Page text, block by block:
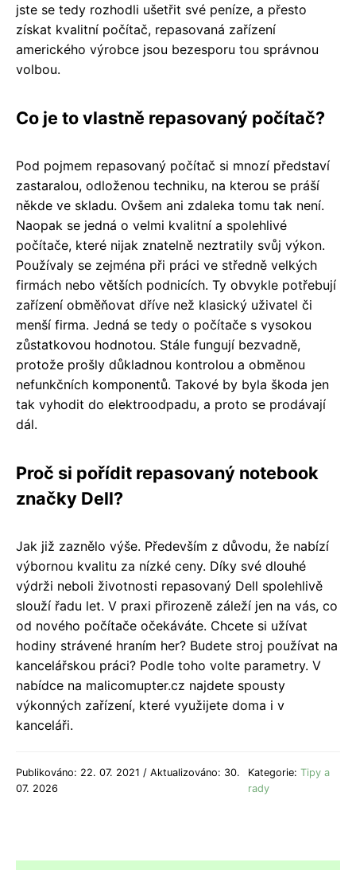
jste se tedy rozhodli ušetřit své peníze, a přesto
získat kvalitní počítač, repasovaná zařízení
amerického výrobce jsou bezesporu tou správnou
volbou.
Co je to vlastně repasovaný počítač?
Pod pojmem repasovaný počítač si mnozí představí
zastaralou, odloženou techniku, na kterou se práší
někde ve skladu. Ovšem ani zdaleka tomu tak není.
Naopak se jedná o velmi kvalitní a spolehlivé
počítače, které nijak znatelně neztratily svůj výkon.
Používaly se zejména při práci ve středně velkých
firmách nebo větších podnicích. Ty obvykle potřebují
zařízení obměňovat dříve než klasický uživatel či
menší firma. Jedná se tedy o počítače s vysokou
zůstatkovou hodnotou. Stále fungují bezvadně,
protože prošly důkladnou kontrolou a obměnou
nefunkčních komponentů. Takové by byla škoda jen
tak vyhodit do elektroodpadu, a proto se prodávají
dál.
Proč si pořídit repasovaný notebook
značky Dell?
Jak již zaznělo výše. Především z důvodu, že nabízí
výbornou kvalitu za nízké ceny. Díky své dlouhé
výdrži neboli životnosti repasovaný Dell spolehlivě
slouží řadu let. V praxi přirozeně záleží jen na vás, co
od nového počítače očekáváte. Chcete si užívat
hodiny strávené hraním her? Budete stroj používat na
kancelářskou práci? Podle toho volte parametry. V
nabídce na malicomupter.cz najdete spousty
výkonných zařízení, které využijete doma i v
kanceláři.
Publikováno: 22. 07. 2021 / Aktualizováno: 30.
07. 2026
Kategorie:Tipy a
rady